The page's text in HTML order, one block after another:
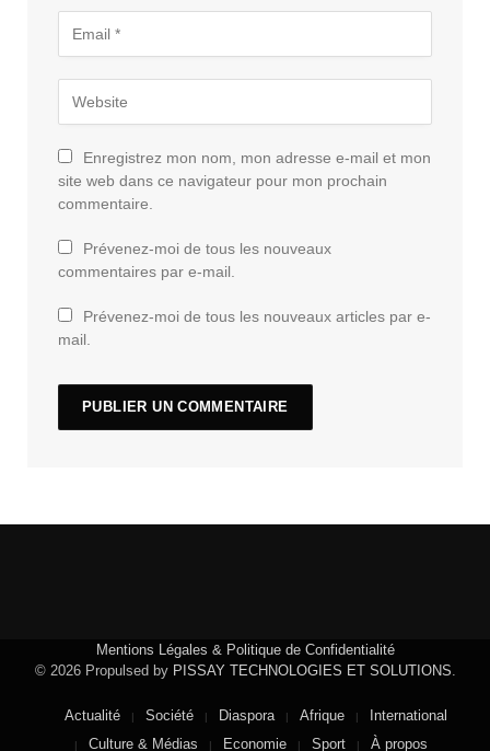
Enregistrez mon nom, mon adresse e-mail et mon
site web dans ce navigateur pour mon prochain
commentaire.
Prévenez-moi de tous les nouveaux
commentaires par e-mail.
Prévenez-moi de tous les nouveaux articles par e-
mail.
Mentions Légales & Politique de Confidentialité
© 2026 Propulsed by PISSAY TECHNOLOGIES ET SOLUTIONS
Actualité Société Diaspora Afrique
International
Culture & Médias
Economie Sport À propos